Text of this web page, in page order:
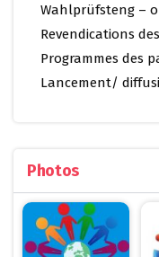
Wahlprüfsteng –
Revendications
Programmes des
Lancement/
Photos